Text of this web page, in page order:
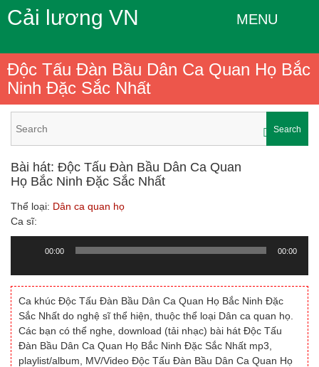
Cải lương VN MENU
Độc Tấu Đàn Bầu Dân Ca Quan Họ Bắc
Ninh Đặc Sắc Nhất
Search
Bài hát: Độc Tấu Đàn Bầu Dân Ca Quan
Họ Bắc Ninh Đặc Sắc Nhất
Thể loại: Dân ca quan họ
Ca sĩ:
00:00 00:00
Ca khúc Độc Tấu Đàn Bầu Dân Ca Quan Họ Bắc Ninh Đặc
Sắc Nhất do nghệ sĩ thể hiện, thuộc thể loại Dân ca quan họ.
Các bạn có thể nghe, download (tải nhạc) bài hát Độc Tấu
Đàn Bầu Dân Ca Quan Họ Bắc Ninh Đặc Sắc Nhất mp3,
playlist/album, MV/Video Độc Tấu Đàn Bầu Dân Ca Quan Họ